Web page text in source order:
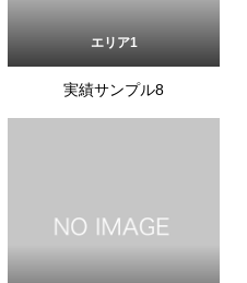
エリア1
実績サンプル8